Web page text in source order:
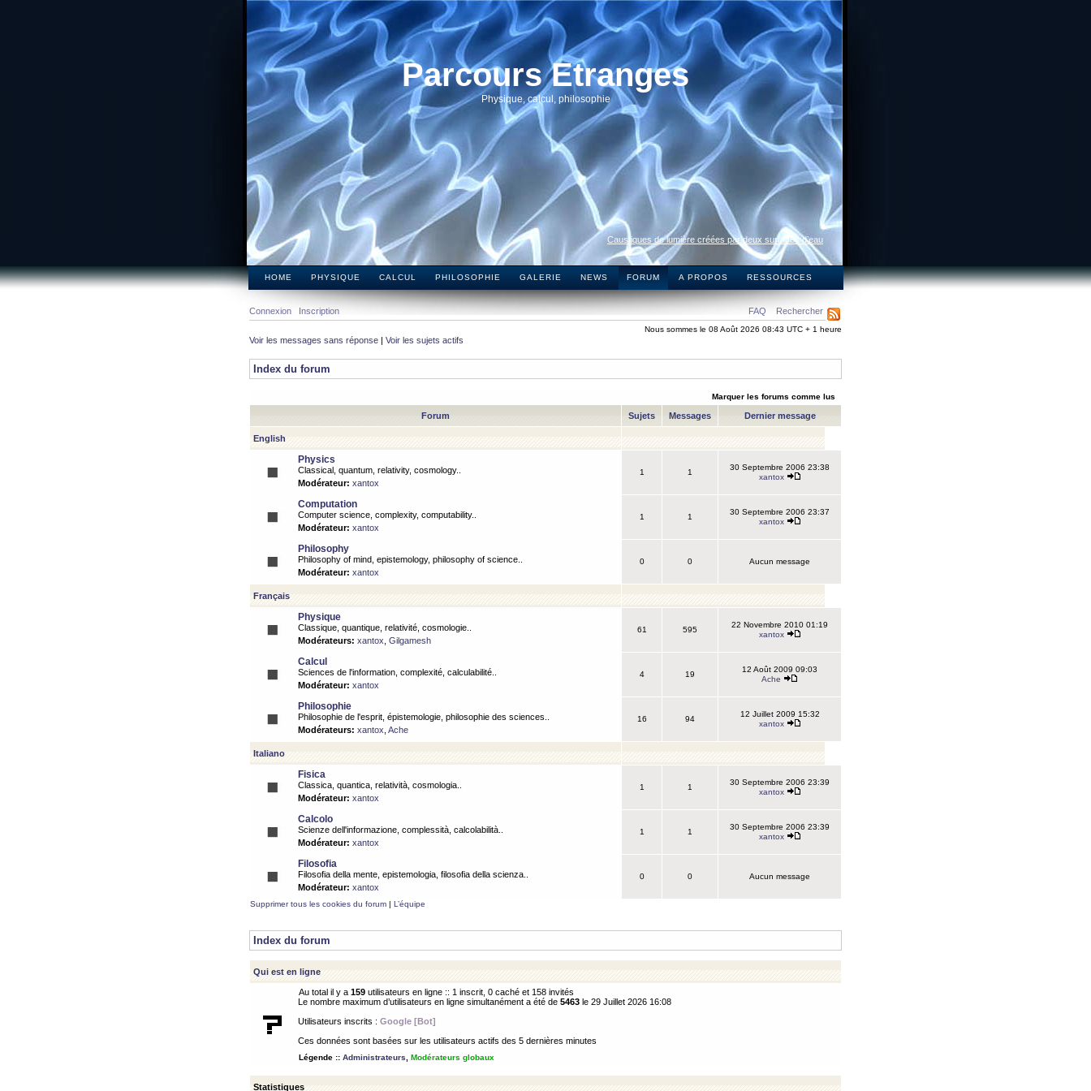
Parcours Etranges
Physique, calcul, philosophie
Caustiques de lumière créées par deux surfaces d’eau
HOME PHYSIQUE CALCUL PHILOSOPHIE GALERIE NEWS FORUM A PROPOS RESSOURCES
FAQ Rechercher
Connexion Inscription
Nous sommes le 08 Août 2026 08:43 UTC + 1 heure
Voir les messages sans réponse | Voir les sujets actifs
Index du forum
Marquer les forums comme lus
Forum Sujets Messages Dernier message
English
Physics
Classical, quantum, relativity, cosmology..
Modérateur: xantox
1 1
30 Septembre 2006 23:38
xantox
Computation
Computer science, complexity, computability..
Modérateur: xantox
1 1
30 Septembre 2006 23:37
xantox
Philosophy
Philosophy of mind, epistemology, philosophy of science..
Modérateur: xantox
0 0 Aucun message
Français
Physique
Classique, quantique, relativité, cosmologie..
Modérateurs: xantox Gilgamesh
61 595
22 Novembre 2010 01:19
xantox
Calcul
Sciences de l'information, complexité, calculabilité..
Modérateur: xantox
4 19
12 Août 2009 09:03
Ache
Philosophie
Philosophie de l'esprit, épistemologie, philosophie des sciences..
Modérateurs: xantox Ache
16 94
12 Juillet 2009 15:32
xantox
Italiano
Fisica
Classica, quantica, relatività, cosmologia..
Modérateur: xantox
1 1
30 Septembre 2006 23:39
xantox
Calcolo
Scienze dell'informazione, complessità, calcolabilità..
Modérateur: xantox
1 1
30 Septembre 2006 23:39
xantox
Filosofia
Filosofia della mente, epistemologia, filosofia della scienza..
Modérateur: xantox
0 0 Aucun message
Supprimer tous les cookies du forum | L’équipe
Index du forum
Qui est en ligne
Au total il y a 159 utilisateurs en ligne :: 1 inscrit, 0 caché et 158 invités
Le nombre maximum d’utilisateurs en ligne simultanément a été de 5463 le 29 Juillet 2026 16:08
Utilisateurs inscrits : Google [Bot]
Ces données sont basées sur les utilisateurs actifs des 5 dernières minutes
Légende :: Administrateurs Modérateurs globaux
Statistiques